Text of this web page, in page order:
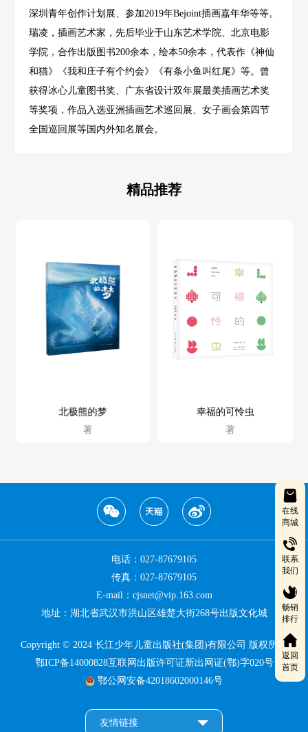
在线
商城
联系
我们
畅销
排行
返回
首页
深圳青年创作计划展、参加2019年Bejoint插画嘉年华等等。
瑞凌，插画艺术家，先后毕业于山东艺术学院、北京电影
学院，合作出版图书200余本，绘本50余本，代表作《神仙
和猫》《我和庄子有个约会》《有条小鱼叫红尾》等。曾
获得冰心儿童图书奖、广东省设计双年展最美插画艺术奖
等奖项，作品入选亚洲插画艺术巡回展、女子画会第四节
全国巡回展等国内外知名展会。
精品推荐
北极熊的梦
著
幸福的可怜虫
著
电话：027-87679105
传真：027-87679105
E-mail：cjsnet@vip.163.com
地址：湖北省武汉市洪山区雄楚大街268号出版文化城
Copyright © 2024 长江少年儿童出版社(集团)有限公司 版权所有
鄂ICP备14000828互联网出版许可证新出网证(鄂)字020号
鄂公网安备42018602000146号
友情链接